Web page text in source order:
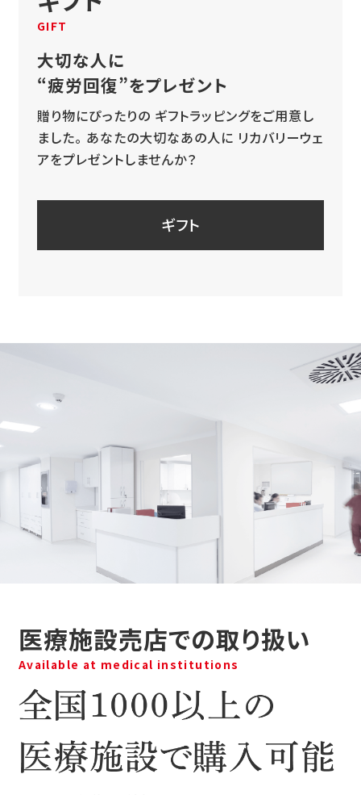
GIFT
大切な人に
“疲労回復”をプレゼント
贈り物にぴったりの ギフトラッピングをご用意し
ました。 あなたの大切なあの人に リカバリーウェ
アをプレゼントしませんか？
ギフト
医療施設売店での取り扱い
Available at medical institutions